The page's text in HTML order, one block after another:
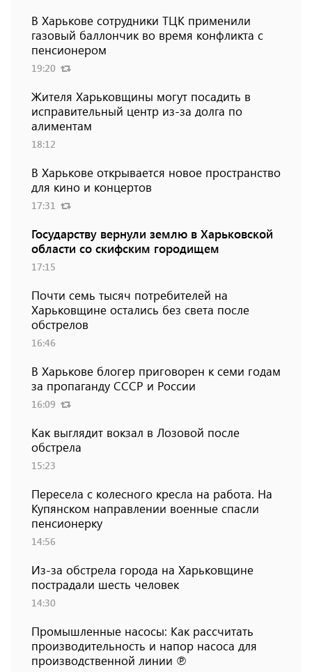
В Харькове сотрудники ТЦК применили
газовый баллончик во время конфликта с
пенсионером
19:20
Жителя Харьковщины могут посадить в
исправительный центр из-за долга по
алиментам
18:12
В Харькове открывается новое пространство
для кино и концертов
17:31
Государству вернули землю в Харьковской
области со скифским городищем
17:15
Почти семь тысяч потребителей на
Харьковщине остались без света после
обстрелов
16:46
В Харькове блогер приговорен к семи годам
за пропаганду СССР и России
16:09
Как выглядит вокзал в Лозовой после
обстрела
15:23
Пересела с колесного кресла на работа. На
Купянском направлении военные спасли
пенсионерку
14:56
Из-за обстрела города на Харьковщине
пострадали шесть человек
14:30
Промышленные насосы: Как рассчитать
производительность и напор насоса для
производственной линии ℗